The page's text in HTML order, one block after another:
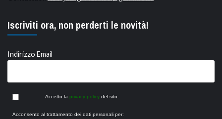
Iscriviti ora, non perderti le novità!
Indirizzo Email
Accetto la privacy policy del sito.
Acconsento al trattamento dei dati personali per: